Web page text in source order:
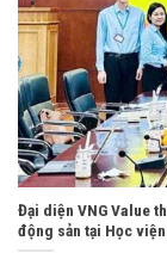
Đại diện VNG Value
động sản tại Học